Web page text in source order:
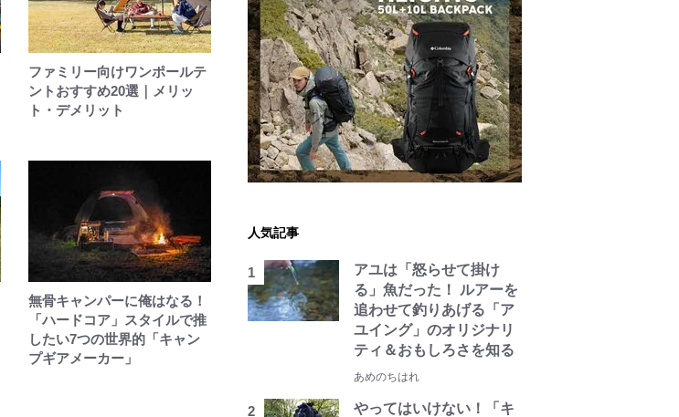
ファミリー向けワンポールテ
ントおすすめ20選｜メリッ
ト・デメリット
無骨キャンパーに俺はなる！
「ハードコア」スタイルで推
したい7つの世界的「キャン
プギアメーカー」
人気記事
アユは「怒らせて掛け
る」魚だった！ ルアーを
追わせて釣りあげる「ア
ユイング」のオリジナリ
ティ＆おもしろさを知る
あめのちはれ
やってはいけない！「キ